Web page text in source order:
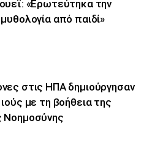
«Ερωτεύτηκα την
από παιδί»
στις ΗΠΑ δημιούργησαν
με τη βοήθεια της
Νοημοσύνης